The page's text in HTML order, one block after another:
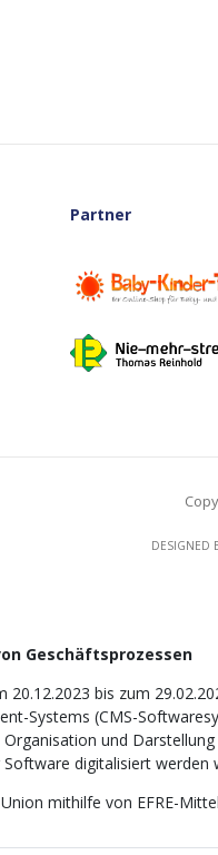
Partner
DESIGNED
Geschäftsprozessen
bis zum
Systems (CMS-
und
digitalisiert
mithilfe von EFRE-